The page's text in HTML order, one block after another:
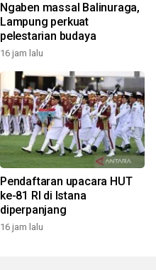
Ngaben massal Balinuraga,
Lampung perkuat
pelestarian budaya
16 jam lalu
Pendaftaran upacara HUT
ke-81 RI di Istana
diperpanjang
16 jam lalu